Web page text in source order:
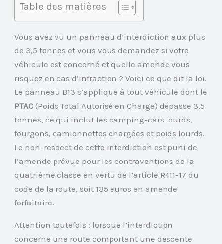
Table des matières
Vous avez vu un panneau d’interdiction aux plus
de 3,5 tonnes et vous vous demandez si votre
véhicule est concerné et quelle amende vous
risquez en cas d’infraction ? Voici ce que dit la loi.
Le panneau B13 s’applique à tout véhicule dont le
PTAC (Poids Total Autorisé en Charge) dépasse 3,5
tonnes, ce qui inclut les camping-cars lourds,
fourgons, camionnettes chargées et poids lourds.
Le non-respect de cette interdiction est puni de
l’amende prévue pour les contraventions de la
quatrième classe en vertu de l’article R411-17 du
code de la route, soit 135 euros en amende
forfaitaire.
Attention toutefois : lorsque l’interdiction
concerne une route comportant une descente